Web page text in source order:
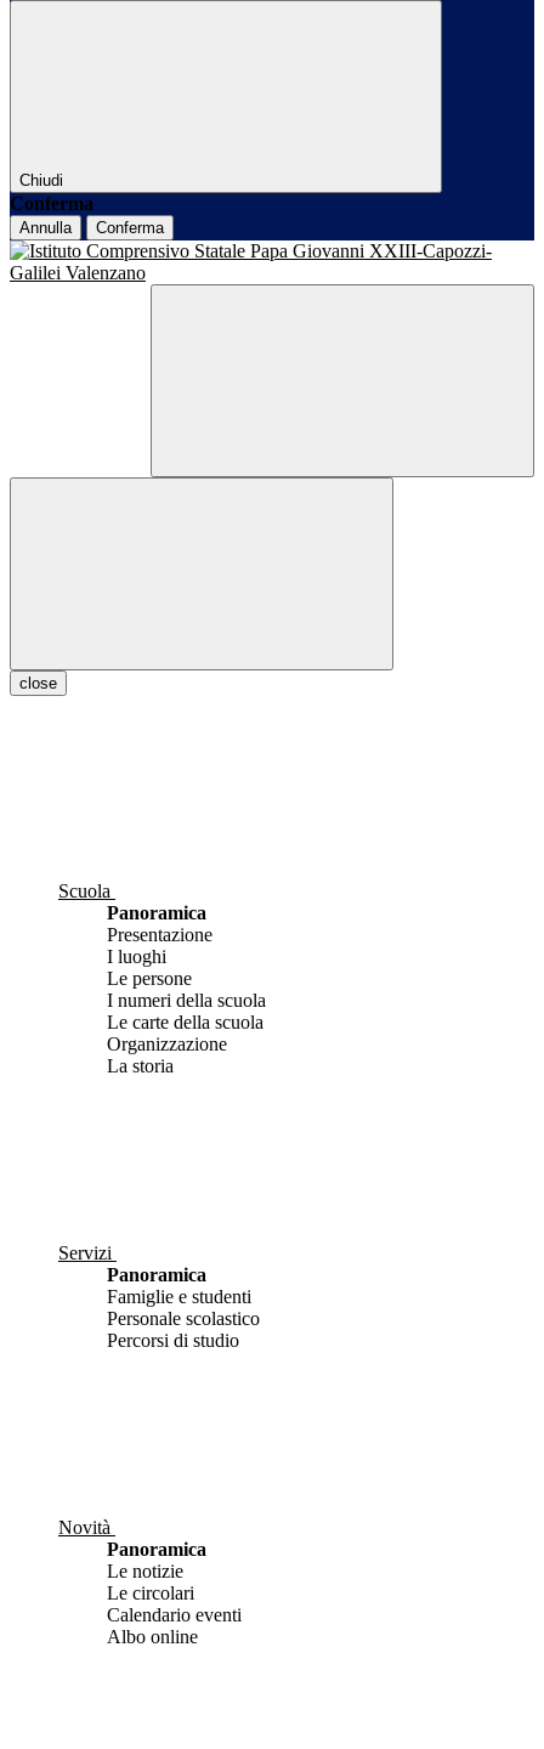
Chiudi
Conferma
Annulla Conferma
close
Scuola
Panoramica
Presentazione
I luoghi
Le persone
I numeri della scuola
Le carte della scuola
Organizzazione
La storia
Servizi
Panoramica
Famiglie e studenti
Personale scolastico
Percorsi di studio
Novità
Panoramica
Le notizie
Le circolari
Calendario eventi
Albo online